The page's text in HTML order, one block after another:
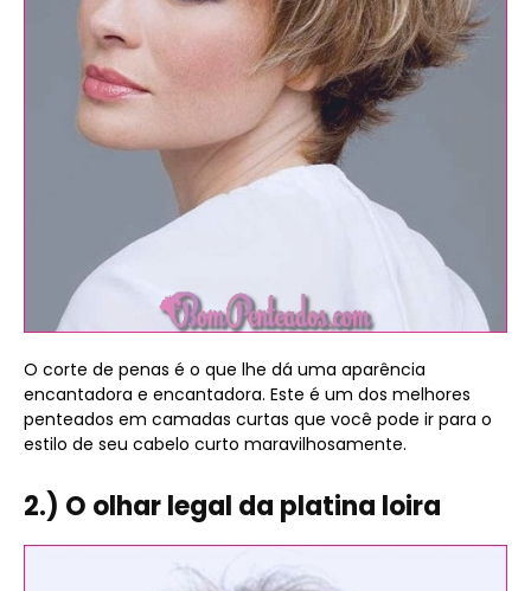
O corte de penas é o que lhe dá uma aparência
encantadora e encantadora. Este é um dos melhores
penteados em camadas curtas que você pode ir para o
estilo de seu cabelo curto maravilhosamente.
2.) O olhar legal da platina loira